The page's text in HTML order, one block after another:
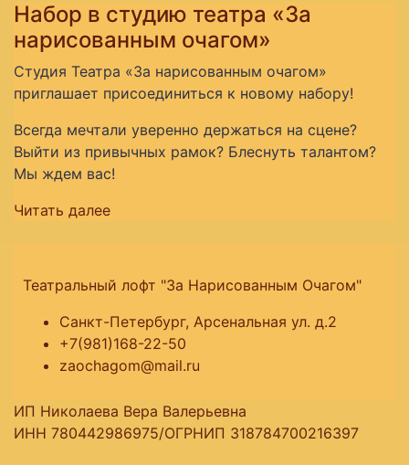
Набор в студию театра «За
нарисованным очагом»
Студия Театра «За нарисованным очагом»
приглашает присоединиться к новому набору!
Всегда мечтали уверенно держаться на сцене?
Выйти из привычных рамок? Блеснуть талантом?
Мы ждем вас!
Читать далее
Театральный лофт "За Нарисованным Очагом"
Санкт-Петербург, Арсенальная ул. д.2
+7(981)168-22-50
zaochagom@mail.ru
ИП Николаева Вера Валерьевна
ИНН 780442986975/ОГРНИП 318784700216397